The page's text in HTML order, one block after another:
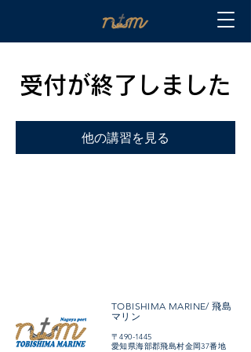
受付が終了しました
他の講習を見る
TOBISHIMA MARINE/ 飛島
マリン
〒490-1445
愛知県海部郡飛島村金岡37番地